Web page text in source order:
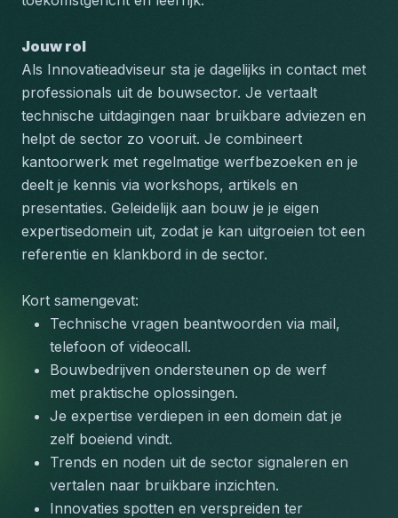
Jouw rol
Als Innovatieadviseur sta je dagelijks in contact met
professionals uit de bouwsector. Je vertaalt
technische uitdagingen naar bruikbare adviezen en
helpt de sector zo vooruit. Je combineert
kantoorwerk met regelmatige werfbezoeken en je
deelt je kennis via workshops, artikels en
presentaties. Geleidelijk aan bouw je je eigen
expertisedomein uit, zodat je kan uitgroeien tot een
referentie en klankbord in de sector.
Kort samengevat:
Technische vragen beantwoorden via mail,
telefoon of videocall.
Bouwbedrijven ondersteunen op de werf
met praktische oplossingen.
Je expertise verdiepen in een domein dat je
zelf boeiend vindt.
Trends en noden uit de sector signaleren en
vertalen naar bruikbare inzichten.
Innovaties spotten en verspreiden ter